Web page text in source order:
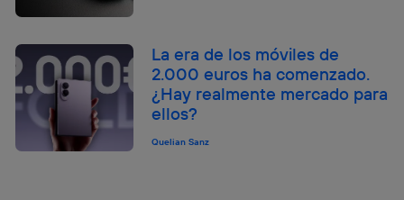
La era de los móviles de
2.000 euros ha comenzado.
¿Hay realmente mercado para
ellos?
Quelian Sanz